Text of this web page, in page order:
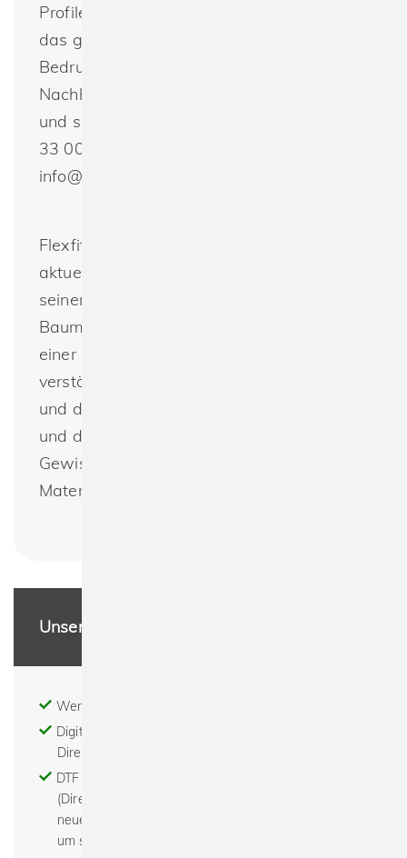
Profile Organic Cotton Cap : Wir bieten
das gesamte Programm von Flexfit zur
Bedruckung oder Bestickung an.
Nachhaltig produzierte Textilien günstig
und schnell bestellen. Telefon +49(0) 30 -
33 00 16 30 oder per E-Mail:
info@spreeprint.de
Flexfit setzt mit dieser Cap auf den
aktuellen Trend und präsentiert einen
seiner Klassiker, diesmal aus reiner Bio-
Baumwolle. Die coole Cap überzeugt mit
einer authentischen Ausstrahlung,
verstärkter Front, vorgebogenem Schirm
und der bewährten Flexfit-Technologie -
und das alles mit einem extra guten
Gewissen dank des nachhaltigen
Materials.
Unsere Leistungen
Werbeartikel - Textildruck - Stick
Digitaldruck - Print on demand - DTG (digitaler
Direktdruck)
DTF - Digital to Film - Digital to Foil - der DTF
(Direct To Film) Transferdruck ist eine komplett
neue Technologie für Bilder, Texte oder Grafiken
um sie auf fast alle Textilien zu transferieren